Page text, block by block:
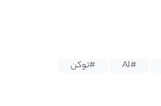
#AI
#توکن